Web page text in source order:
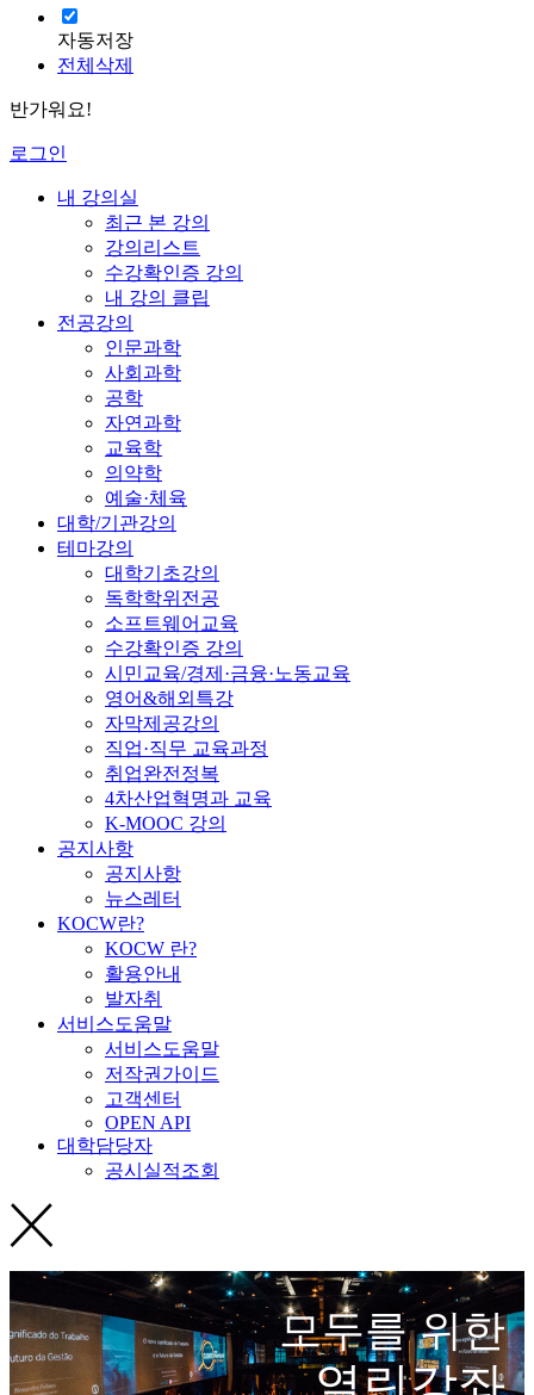
자동저장
전체삭제
반가워요!
로그인
내 강의실
최근 본 강의
강의리스트
수강확인증 강의
내 강의 클립
전공강의
인문과학
사회과학
공학
자연과학
교육학
의약학
예술·체육
대학/기관강의
테마강의
대학기초강의
독학학위전공
소프트웨어교육
수강확인증 강의
시민교육/경제·금융·노동교육
영어&해외특강
자막제공강의
직업·직무 교육과정
취업완전정복
4차산업혁명과 교육
K-MOOC 강의
공지사항
공지사항
뉴스레터
KOCW란?
KOCW 란?
활용안내
발자취
서비스도움말
서비스도움말
저작권가이드
고객센터
OPEN API
대학담당자
공시실적조회
모두를 위한